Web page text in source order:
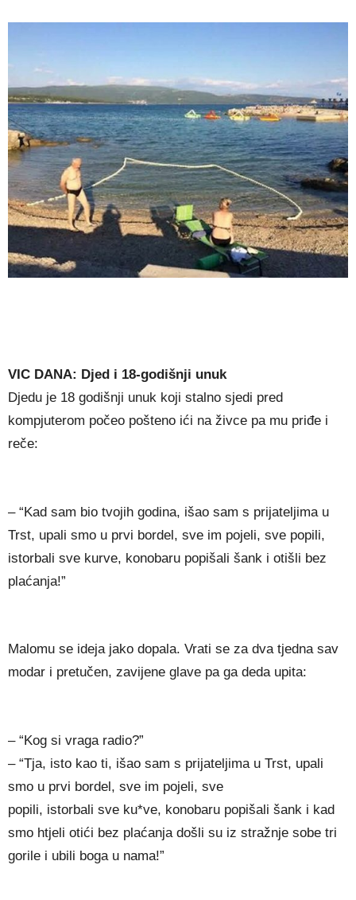
VIC DANA: Djed i 18-godišnji unuk
Djedu je 18 godišnji unuk koji stalno sjedi pred
kompjuterom počeo pošteno ići na živce pa mu priđe i
reče:
– “Kad sam bio tvojih godina, išao sam s prijateljima u
Trst, upali smo u prvi bordel, sve im pojeli, sve popili,
istorbali sve kurve, konobaru popišali šank i otišli bez
plaćanja!”
Malomu se ideja jako dopala. Vrati se za dva tjedna sav
modar i pretučen, zavijene glave pa ga deda upita:
– “Kog si vraga radio?”
– “Tja, isto kao ti, išao sam s prijateljima u Trst, upali
smo u prvi bordel, sve im pojeli, sve
popili, istorbali sve ku*ve, konobaru popišali šank i kad
smo htjeli otići bez plaćanja došli su iz stražnje sobe tri
gorile i ubili boga u nama!”